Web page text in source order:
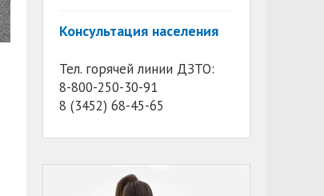
Консультация населения
Тел. горячей линии ДЗТО:
8-800-250-30-91
8 (3452) 68-45-65